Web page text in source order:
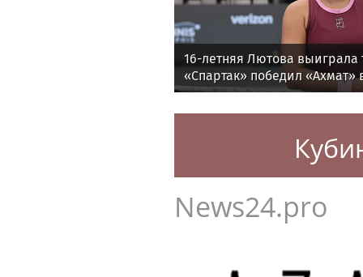
16-летняя Лютова выиграла
«Спартак» победил «Ахмат»
утру
News24.pro